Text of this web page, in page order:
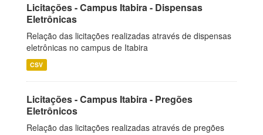
Licitações - Campus Itabira - Dispensas
Eletrônicas
Relação das licitações realizadas através de dispensas
eletrônicas no campus de Itabira
CSV
Licitações - Campus Itabira - Pregões
Eletrônicos
Relação das licitações realizadas através de pregões